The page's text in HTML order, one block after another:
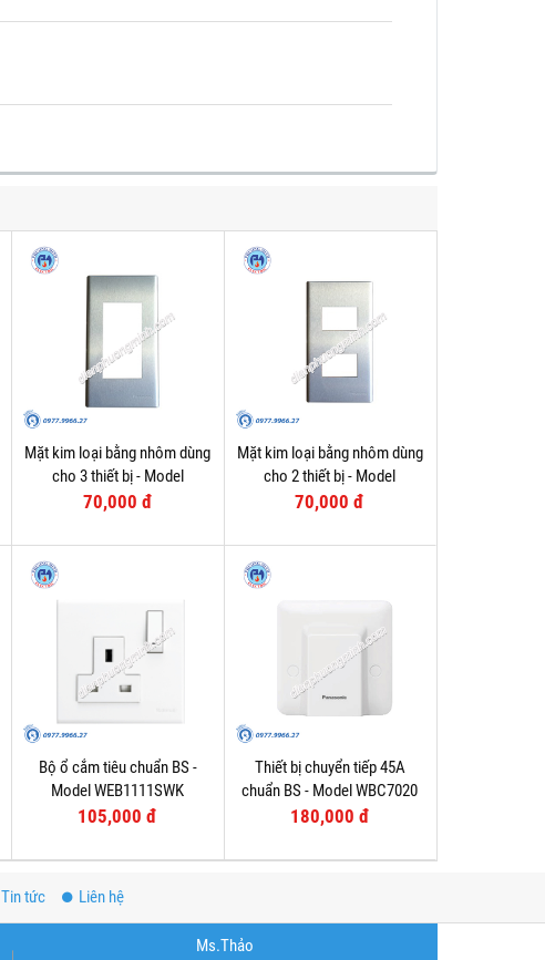
Mặt kim loại bằng nhôm dùng
cho 3 thiết bị - Model
WEG6503-1
70,000 đ
Mặt kim loại bằng nhôm dùng
cho 2 thiết bị - Model
WEG6502-1
70,000 đ
Bộ ổ cắm tiêu chuẩn BS -
Model WEB1111SWK
105,000 đ
Thiết bị chuyển tiếp 45A
chuẩn BS - Model WBC7020
180,000 đ
Tin tức Liên hệ
Ms.Thảo